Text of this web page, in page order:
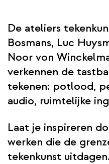
De ateliers
Bosmans, Luc
Noor von
verkennen de
tekenen: potlood,
audio, ruimtelijke
Laat je inspireren
werken die de
tekenkunst uitdagen.